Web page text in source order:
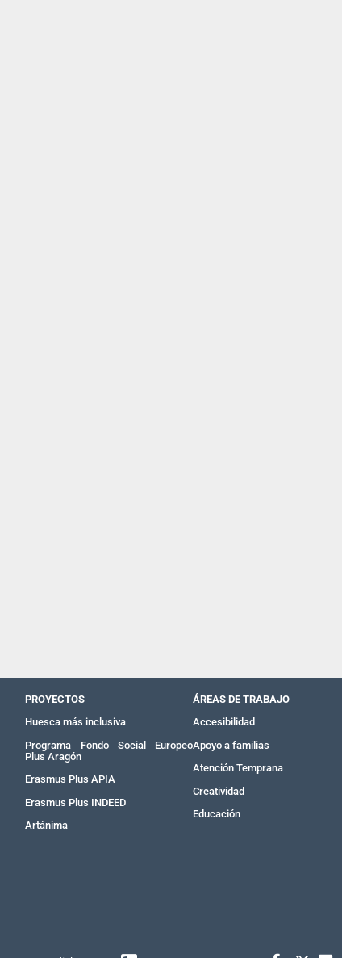
PROYECTOS
Huesca más inclusiva
Programa Fondo Social Europeo
Plus Aragón
Erasmus Plus APIA
Erasmus Plus INDEED
Artánima
ÁREAS DE TRABAJO
Accesibilidad
Apoyo a familias
Atención Temprana
Creatividad
Educación